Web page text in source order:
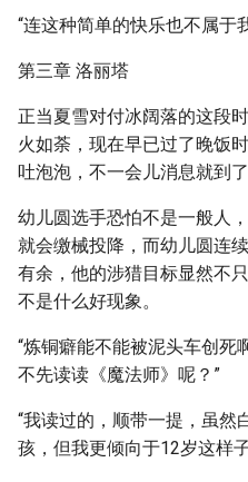
“连这种简单的快乐也不属于
第三章 洛丽塔
正当夏雪对付冰阔落的这段
火如荼，现在早已过了晚饭
吐泡泡，不一会儿消息就到了
幼儿圆选手恐怕不是一般人
就会缴械投降，而幼儿圆连
有余，他的涉猎目标显然不
不是什么好现象。
“炼铜癖能不能被泥头车创死
不先读读《魔法师》呢？”
“我读过的，顺带一提，虽然
孩，但我更倾向于12岁这样